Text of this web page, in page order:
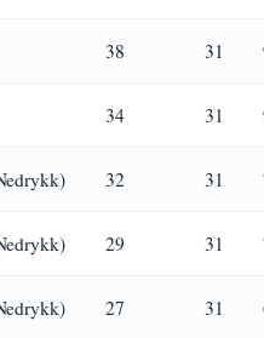
38 31
34 31
32 31
29 31
27 31